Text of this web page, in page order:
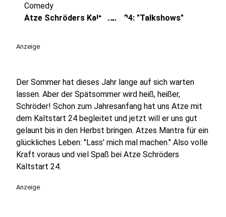
play_circle
Comedy
Atze Schröders Kaltstart 24: "Talkshows"
Anzeige
Der Sommer hat dieses Jahr lange auf sich warten
lassen. Aber der Spätsommer wird heiß, heißer,
Schröder! Schon zum Jahresanfang hat uns Atze mit
dem Kaltstart 24 begleitet und jetzt will er uns gut
gelaunt bis in den Herbst bringen. Atzes Mantra für ein
glückliches Leben: "Lass' mich mal machen." Also volle
Kraft voraus und viel Spaß bei Atze Schröders
Kaltstart 24.
Anzeige